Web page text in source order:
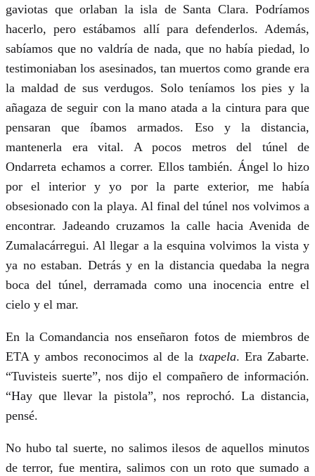
gaviotas que orlaban la isla de Santa Clara. Podríamos
hacerlo, pero estábamos allí para defenderlos. Además,
sabíamos que no valdría de nada, que no había piedad, lo
testimoniaban los asesinados, tan muertos como grande era
la maldad de sus verdugos. Solo teníamos los pies y la
añagaza de seguir con la mano atada a la cintura para que
pensaran que íbamos armados. Eso y la distancia,
mantenerla era vital. A pocos metros del túnel de
Ondarreta echamos a correr. Ellos también. Ángel lo hizo
por el interior y yo por la parte exterior, me había
obsesionado con la playa. Al final del túnel nos volvimos a
encontrar. Jadeando cruzamos la calle hacia Avenida de
Zumalacárregui. Al llegar a la esquina volvimos la vista y
ya no estaban. Detrás y en la distancia quedaba la negra
boca del túnel, derramada como una inocencia entre el
cielo y el mar.
En la Comandancia nos enseñaron fotos de miembros de
ETA y ambos reconocimos al de la txapela. Era Zabarte.
“Tuvisteis suerte”, nos dijo el compañero de información.
“Hay que llevar la pistola”, nos reprochó. La distancia,
pensé.
No hubo tal suerte, no salimos ilesos de aquellos minutos
de terror, fue mentira, salimos con un roto que sumado a